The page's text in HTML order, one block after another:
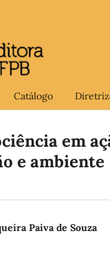
Catálogo
em
e ambiente
Paiva de Souza